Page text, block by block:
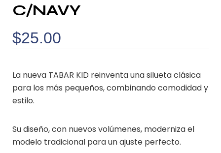
C/NAVY
$25.00
La nueva TABAR KID reinventa una silueta clásica
para los más pequeños, combinando comodidad y
estilo.
Su diseño, con nuevos volúmenes, moderniza el
modelo tradicional para un ajuste perfecto.